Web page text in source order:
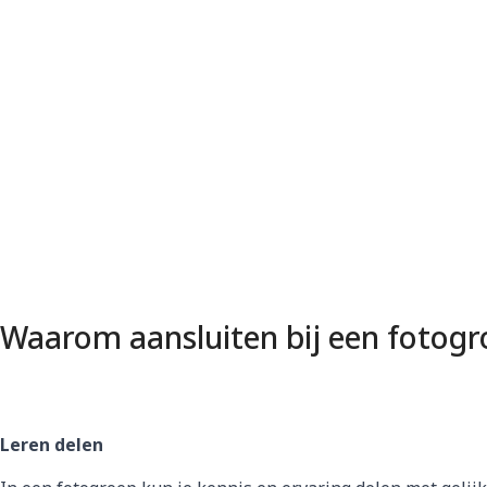
Waarom aansluiten bij een
Leren delen